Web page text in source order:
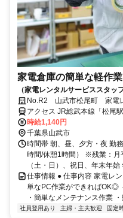
家電倉庫の簡単な軽作
（家電レンタルサービススタ
み！ガソリン代支給！山武市
No.R2 山武市松尾町 家電
アクセス JR総武本線「松尾
時給1,140円
千葉県山武市
時間帯 朝、昼、夕方・夜 勤
時間/休憩1時間） ※残業：
（土・日）、祝日、年末年
仕事情報 ● 仕事内容 家電レ
単なPC作業ができればOK◎
・簡単なメンテナンス作業
社員登用あり 主婦・主夫歓迎 固定